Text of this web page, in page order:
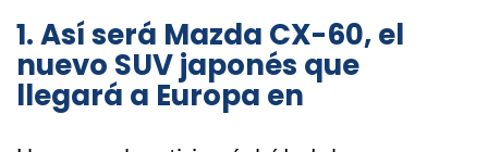
1. Así será Mazda CX-60, el
nuevo SUV japonés que
llegará a Europa en